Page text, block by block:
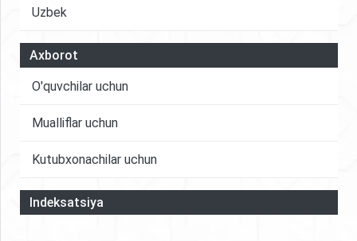
Uzbek
Axborot
O'quvchilar uchun
Mualliflar uchun
Kutubxonachilar uchun
Indeksatsiya